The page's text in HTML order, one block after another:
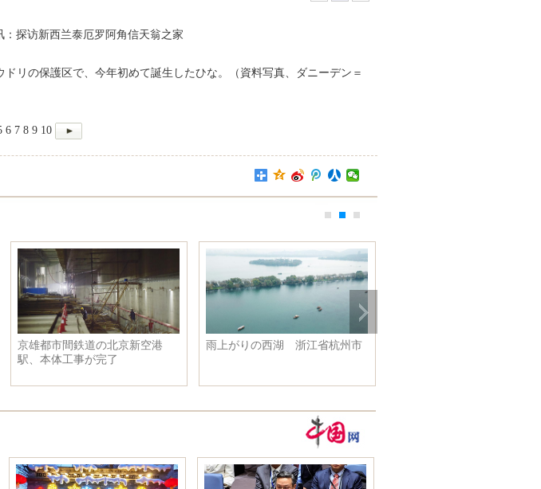
リの保護区で、今年初めて誕生したひな。（資料写真、ダニーデン＝
6 7 8 9 10
京雄都市間鉄道の北京新空港
駅、本体工事が完了
雨上がりの西湖 浙江省杭州市